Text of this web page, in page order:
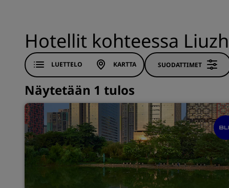
Hotellit kohteessa
LUETTELO KARTTA SUODATTIMET
Näytetään 1 tulos